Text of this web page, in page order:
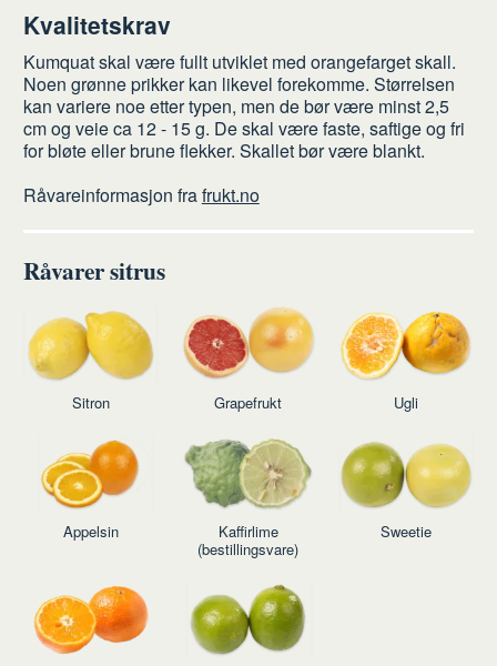
Kvalitetskrav
Kumquat skal være fullt utviklet med orangefarget skall.
Noen grønne prikker kan likevel forekomme. Størrelsen
kan variere noe etter typen, men de bør være minst 2,5
cm og veie ca 12 - 15 g. De skal være faste, saftige og fri
for bløte eller brune flekker. Skallet bør være blankt.
Råvareinformasjon frafrukt.no
Råvarer sitrus
Sitron Grapefrukt Ugli
Appelsin
Kaffirlime
(bestillingsvare)
Sweetie